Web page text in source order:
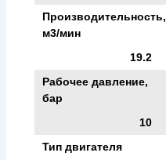
Производительность,
м3/мин
19.2
Рабочее давление,
бар
10
Тип двигателя